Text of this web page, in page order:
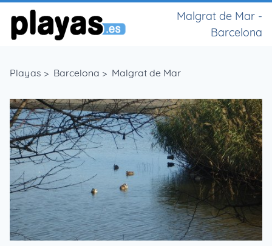
Malgrat de Mar -
Barcelona
Playas > Barcelona > Malgrat de Mar